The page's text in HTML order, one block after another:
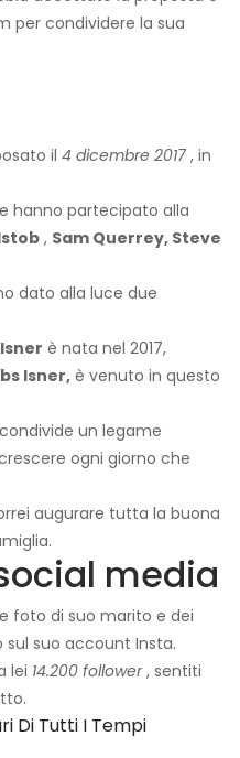
per condividere la sua
il 4 dicembre 2017 , in
hanno partecipato alla
, Sam Querrey, Steve
dato alla luce due
è nata nel 2017,
Isner,è venuto in questo
un legame
ogni giorno che
augurare tutta la buona
media
foto di suo marito e dei
suo account Insta.
lei 14.200 follower, sentiti
Di Tutti I Tempi